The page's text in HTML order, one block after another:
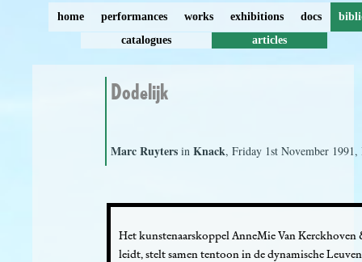
home performances works exhibitions docs
catalogues
articles
Dodelijk
Marc Ruyters in Knack, Friday 1st November
Het kunstenaarskoppel AnneMie Van
leidt, stelt samen tentoon in de dynamische